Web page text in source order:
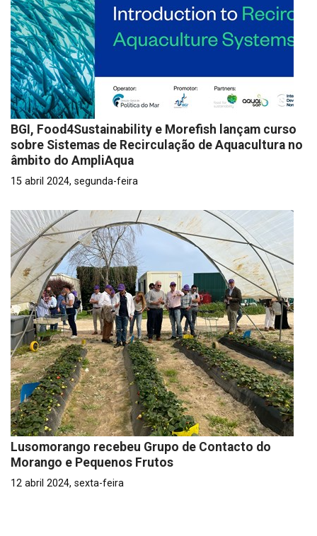
BGI, Food4Sustainability e Morefish lançam curso
sobre Sistemas de Recirculação de Aquacultura no
âmbito do AmpliAqua
15 abril 2024, segunda-feira
Lusomorango recebeu Grupo de Contacto do
Morango e Pequenos Frutos
12 abril 2024, sexta-feira